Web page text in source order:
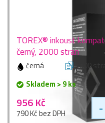
TOREX® inkoust
černý, 2000 stran
černá 2000
Skladem > 9 ks
956 Kč
790 Kč bez DPH -